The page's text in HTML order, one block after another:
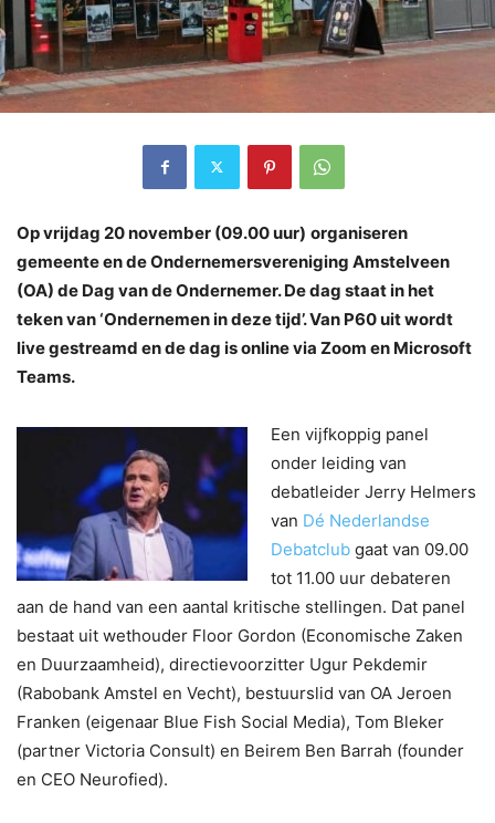
Op vrijdag 20 november (09.00 uur) organiseren
gemeente en de Ondernemersvereniging Amstelveen
(OA) de Dag van de Ondernemer.De dag staat in het
teken van ‘Ondernemen in deze tijd’. Van P60 uit wordt
live gestreamd en de dag is online via Zoom en Microsoft
Teams.
Een vijfkoppig panel
onder leiding van
debatleider Jerry Helmers
van Dé Nederlandse
Debatclub gaat van 09.00
tot 11.00 uur debateren
aan de hand van een aantal kritische stellingen. Dat panel
bestaat uit wethouder Floor Gordon (Economische Zaken
en Duurzaamheid), directievoorzitter Ugur Pekdemir
(Rabobank Amstel en Vecht), bestuurslid van OA Jeroen
Franken (eigenaar Blue Fish Social Media), Tom Bleker
(partner Victoria Consult) en Beirem Ben Barrah (founder
en CEO Neurofied).